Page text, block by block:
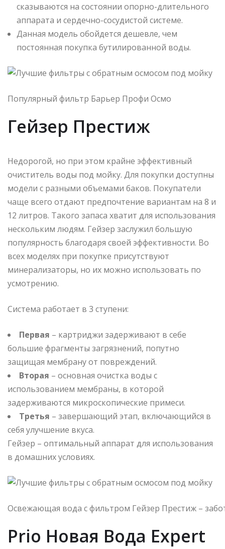
сказываются на состоянии опорно-длительного
аппарата и сердечно-сосудистой системе.
Данная модель обойдется дешевле, чем
постоянная покупка бутилированной воды.
Популярный фильтр Барьер Профи Осмо
Гейзер Престиж
Недорогой, но при этом крайне эффективный
очиститель воды под мойку. Для покупки доступны
модели с разными объемами баков. Покупатели
чаще всего отдают предпочтение вариантам на 8 и
12 литров. Такого запаса хватит для использования
нескольким людям. Гейзер заслужил большую
популярность благодаря своей эффективности. Во
всех моделях при покупке присутствуют
минерализаторы, но их можно использовать по
усмотрению.
Система работает в 3 ступени:
Первая – картриджи задерживают в себе
большие фрагменты загрязнений, попутно
защищая мембрану от повреждений.
Вторая – основная очистка воды с
использованием мембраны, в которой
задерживаются микроскопические примеси.
Третья – завершающий этап, включающийся в
себя улучшение вкуса.
Гейзер – оптимальный аппарат для использования
в домашних условиях.
Освежающая вода с фильтром Гейзер Престиж –
Prio Новая Вода Expert